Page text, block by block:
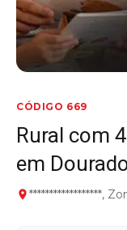
CÓDIGO 669
Rural com
em
******************,